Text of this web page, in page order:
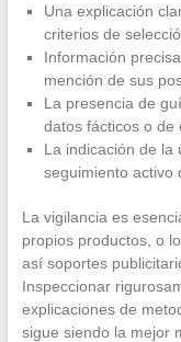
Una explicación
criterios de
Información
mención de sus
La presencia de
datos fácticos o de
La indicación de la
seguimiento activo
La vigilancia es
propios productos, o
así soportes
Inspeccionar
explicaciones de
sigue siendo la mejor